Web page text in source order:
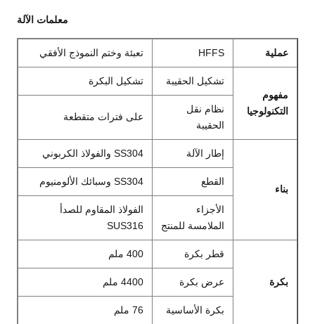
معلمات الآلة
عملية HFFS تعبئة وختم النموذج الأفقي
مفهوم
التكنولوجيا
تشكيل الحقيبة تشكيل البكرة
نظام نقل
الحقيبة
على فترات متقطعة
بناء
إطار الآلة SS304 والفولاذ الكربوني
القطع SS304 وسبائك الألومنيوم
الأجزاء
الملامسة للمنتج
الفولاذ المقاوم للصدأ
SUS316
بكرة
قطر بكرة 400 ملم
عرض بكرة 4400 ملم
بكرة الأساسية 76 ملم